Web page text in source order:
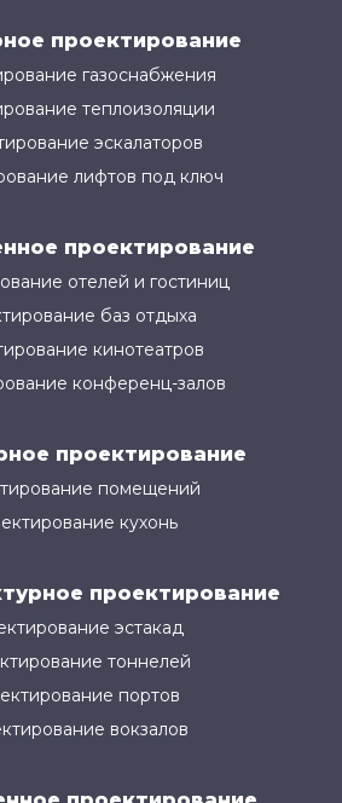
проектирование
газоснабжения
теплоизоляции
эскалаторов
лифтов под ключ
проектирование
отелей и гостиниц
баз отдыха
кинотеатров
конференц-залов
проектирование
помещений
кухонь
проектирование
эстакад
тоннелей
портов
вокзалов